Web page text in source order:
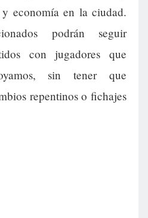
economía en la ciudad.
podrán seguir
con jugadores que
sin tener que
repentinos o fichajes